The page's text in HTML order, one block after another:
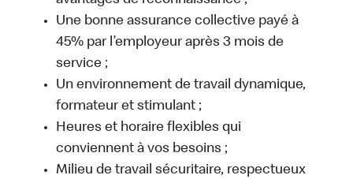
Une bonne assurance collective payé à
45% par l’employeur après 3 mois de
service ;
Un environnement de travail dynamique,
formateur et stimulant ;
Heures et horaire flexibles qui
conviennent à vos besoins ;
Milieu de travail sécuritaire, respectueux